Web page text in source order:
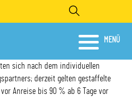
Search
MENÜ
sich nach dem individuellen
derzeit gelten gestaffelte
Anreise bis 90 % ab 6 Tage vor